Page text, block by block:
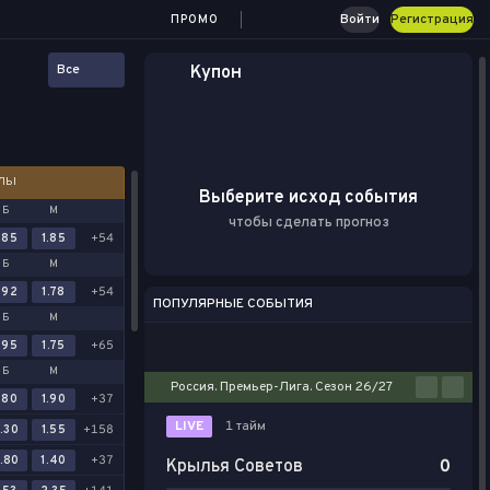
ПРОМО Войти Регистрация
Все
Б М
1.85 +54
Б М
1.78 +54
Б М
1.75 +65
Б М
1.90
+37
1.55
+158
1.40
+37
Купон
Выберите исход события
чтобы сделать прогноз
ПОПУЛЯРНЫЕ СОБЫТИЯ
Россия. Премьер-Лига. Сезон 26/27
LIVE 1 тайм
Крылья Советов
0